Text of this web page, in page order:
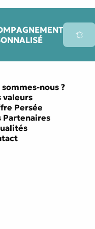
sommes-nous ?
valeurs
Persée
Partenaires